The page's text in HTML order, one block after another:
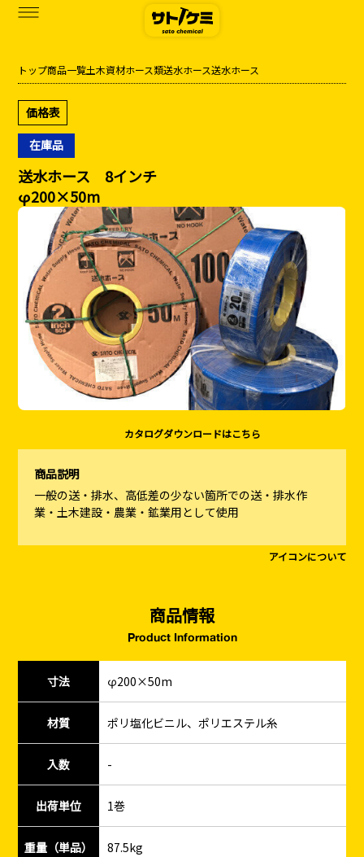
サトケミって？
お知らせ
ブログ
お問い合わせ
アクセス
トップ商品一覧土木資材ホース類送水ホース送水ホース
価格表
在庫品
送水ホース 8インチ
φ200×50m
カタログダウンロードはこちら
商品説明
一般の送・排水、高低差の少ない箇所での送・排水作
業・土木建設・農業・鉱業用として使用
アイコンについて
商品情報
Product Information
寸法 φ200×50m
材質 ポリ塩化ビニル、ポリエステル糸
入数 -
出荷単位 1巻
重量（単品） 87.5kg